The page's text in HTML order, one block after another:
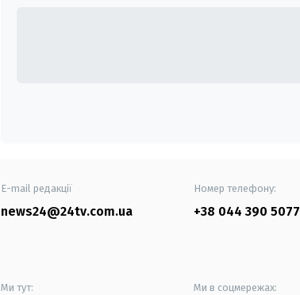
E-mail редакції
news24@24tv.com.ua
Номер телефону:
+38 044 390 5077
Ми тут: Ми в соцмережах: